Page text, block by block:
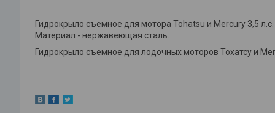
Гидрокрыло съемное для мотора Tohatsu и Mercury 3,5 л.с.
Материал - нержавеющая сталь.
Гидрокрыло съемное для лодочных моторов Тохатсу и